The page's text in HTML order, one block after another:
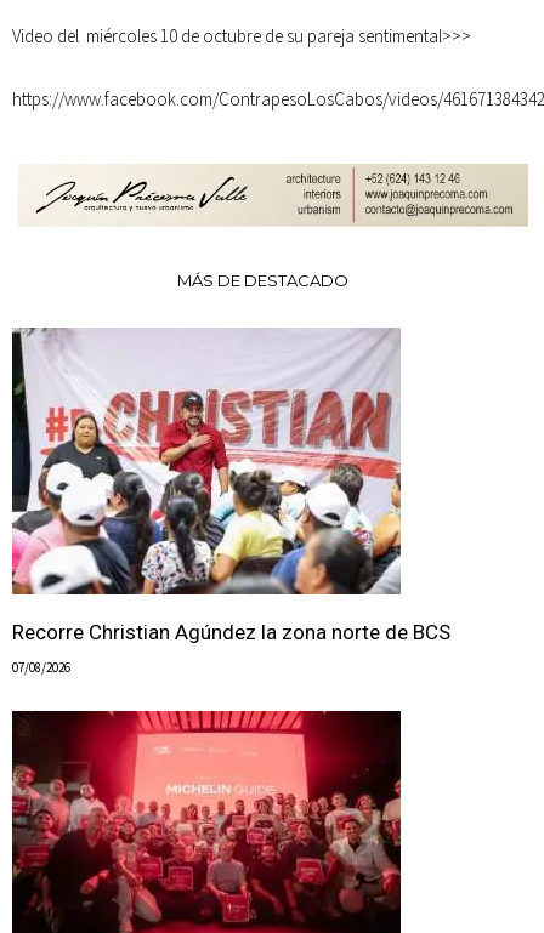
Video del miércoles 10 de octubre de su pareja sentimental>>>
https://www.facebook.com/ContrapesoLosCabos/videos/
MÁS DE DESTACADO
Recorre Christian Agúndez la zona norte de BCS
07/08/2026